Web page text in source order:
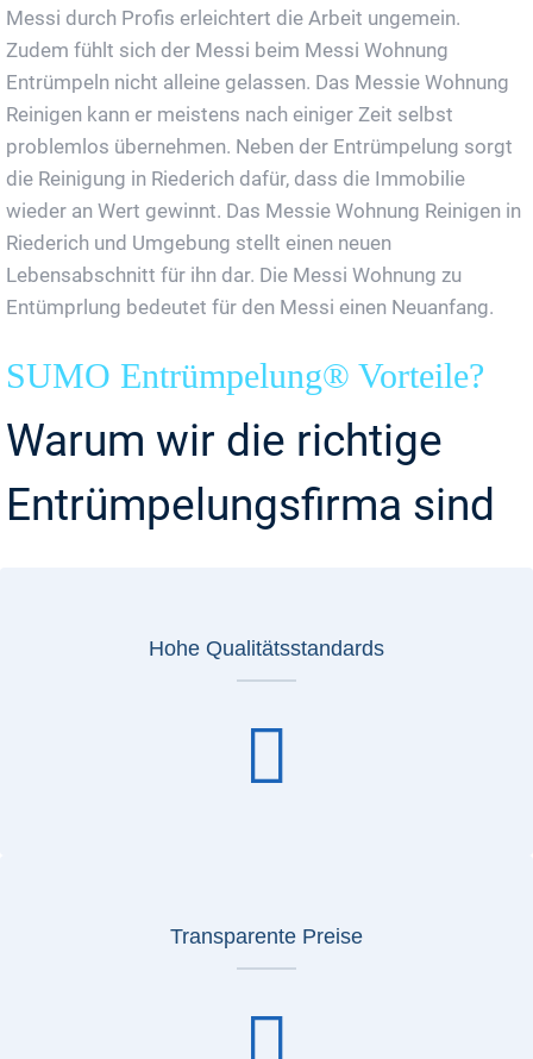
Messi durch Profis erleichtert die Arbeit ungemein.
Zudem fühlt sich der Messi beim Messi Wohnung
Entrümpeln nicht alleine gelassen. Das Messie Wohnung
Reinigen kann er meistens nach einiger Zeit selbst
problemlos übernehmen. Neben der Entrümpelung sorgt
die Reinigung in Riederich dafür, dass die Immobilie
wieder an Wert gewinnt. Das Messie Wohnung Reinigen in
Riederich und Umgebung stellt einen neuen
Lebensabschnitt für ihn dar. Die Messi Wohnung zu
Entümprlung bedeutet für den Messi einen Neuanfang.
SUMO Entrümpelung® Vorteile?
Warum wir die richtige
Entrümpelungsfirma sind
Hohe Qualitätsstandards
Transparente Preise